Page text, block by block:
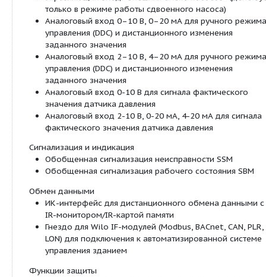
Допустимый диапазон температур от -20° C
Сетевое подключение
3~440 D ±10 %, 50/60 Гц
3~400 В ±10 %, 50/60 Гц
3~380 В -5 % +10 %, 50/60 Гц
Класс защиты IP 55
Номинальный диаметр от DN 40 до DN 200
Макс. рабочее давление 16 бар
Описание/конструкция:
Одноступенчатый низконапорный сдвоенный
исполнении Inline со следующими элементами:
Перекидной клапан
Скользящее торцевое уплотнение